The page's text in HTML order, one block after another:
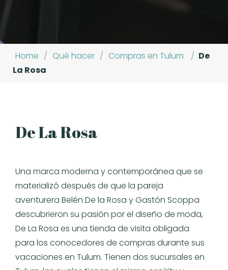
Home / Qué hacer / Compras en Tulum / De
La Rosa
De La Rosa
Una marca moderna y contemporánea que se
materializó después de que la pareja
aventurera Belén De la Rosa y Gastón Scoppa
descubrieron su pasión por el diseño de moda,
De La Rosa es una tienda de visita obligada
para los conocedores de compras durante sus
vacaciones en Tulum. Tienen dos sucursales en